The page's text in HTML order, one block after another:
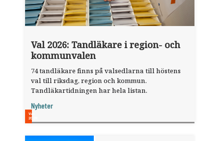
Val 2026: Tandläkare i region- och
kommunvalen
74 tandläkare finns på valsedlarna till höstens
val till riksdag, region och kommun.
Tandläkartidningen har hela listan.
Nyheter